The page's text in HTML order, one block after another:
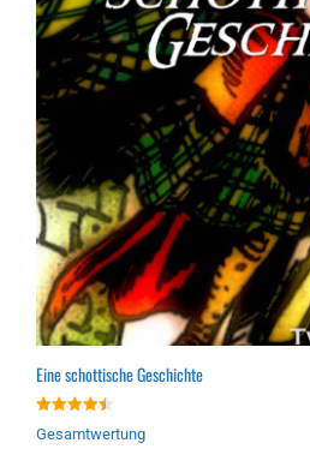
Eine schottische Geschichte
von 5
Gesamtwertung